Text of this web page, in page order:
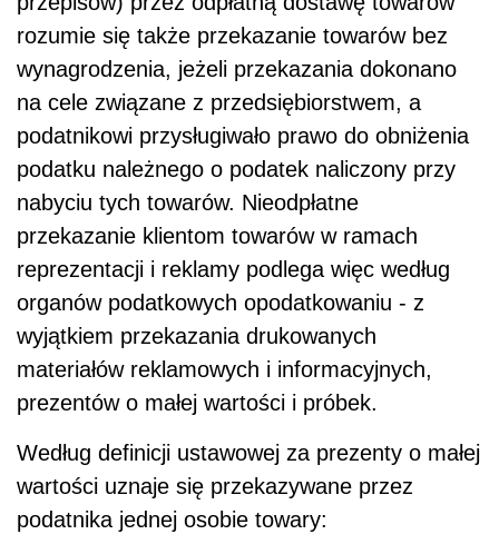
rozumie się także przekazanie towarów bez
wynagrodzenia, jeżeli przekazania dokonano
na cele związane z przedsiębiorstwem, a
podatnikowi przysługiwało prawo do obniżenia
podatku należnego o podatek naliczony przy
nabyciu tych towarów. Nieodpłatne
przekazanie klientom towarów w ramach
reprezentacji i reklamy podlega więc według
organów podatkowych opodatkowaniu - z
wyjątkiem przekazania drukowanych
materiałów reklamowych i informacyjnych,
prezentów o małej wartości i próbek.
Według definicji ustawowej za prezenty o małej
wartości uznaje się przekazywane przez
podatnika jednej osobie towary: